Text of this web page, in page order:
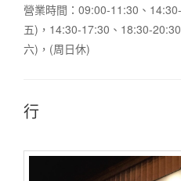
營業時間：09:00-11:30、
五)，14:30-17:30、18:30-
六)，(周日休)
行